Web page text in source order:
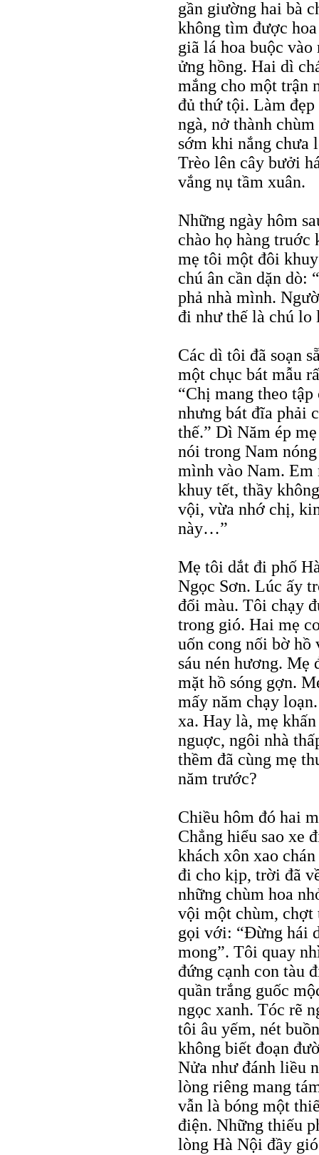
gần giường hai bà
không tìm được
giã lá hoa buộc
ửng hồng. Hai dì
mắng cho một trận
đủ thứ tội. Làm đẹp
ngà, nở thành
sớm khi nắng chưa
Trèo lên cây bưởi
vắng nụ tầm xuân.
Những ngày hôm
chào họ hàng
mẹ tôi một đôi
chú ân cần dặn dò:
phả nhà mình.
đi như thế là chú lo
Các dì tôi đã soạn
một chục bát mẫu
“Chị mang theo
nhưng bát đĩa phải
thế.” Dì Năm ép
nói trong Nam
mình vào Nam.
khuy tết, thầy
vội, vừa nhớ chị,
này…”
Mẹ tôi dắt đi phố
Ngọc Sơn. Lúc ấy
đổi màu. Tôi chạy
trong gió. Hai mẹ
uốn cong nối bờ hồ
sáu nén hương. Mẹ
mặt hồ sóng gợn.
mấy năm chạy
xa. Hay là, mẹ
nguợc, ngôi nhà
thềm đã cùng mẹ
năm trước?
Chiều hôm đó hai
Chẳng hiểu sao xe
khách xôn xao
đi cho kịp, trời đã
những chùm hoa
vội một chùm, chợt
gọi với: “Đừng hái
mong”. Tôi quay
đứng cạnh con tàu
quần trắng guốc
ngọc xanh. Tóc rẽ
tôi âu yếm, nét
không biết đoạn
Nửa như đánh liều
lòng riêng mang
vẫn là bóng một
điện. Những thiếu
lòng Hà Nội đầy